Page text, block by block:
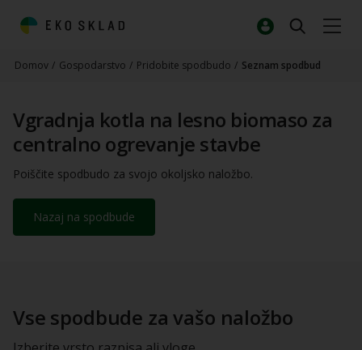
Domov / Gospodarstvo / Pridobite spodbudo / Seznam spodbud
Vgradnja kotla na lesno biomaso za
centralno ogrevanje stavbe
Poiščite spodbudo za svojo okoljsko naložbo.
Nazaj na spodbude
Vse spodbude za vašo naložbo